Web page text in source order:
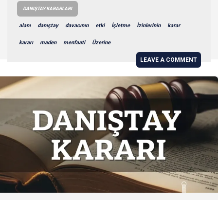
DANIŞTAY KARARLARI
alanı danıştay davacının etki İşletme İzinlerinin karar
kararı maden menfaati Üzerine
LEAVE A COMMENT